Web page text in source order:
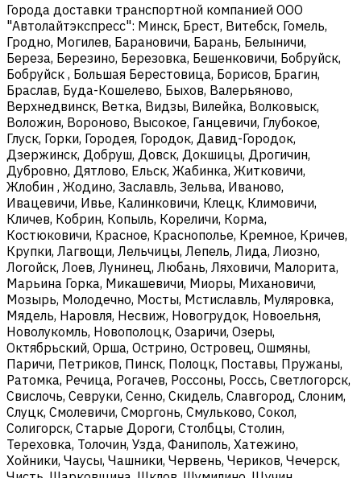
Города доставки транспортной компанией ООО
"Автолайтэкспресс": Минск, Брест, Витебск, Гомель,
Гродно, Могилев, Барановичи, Барань, Белыничи,
Береза, Березино, Березовка, Бешенковичи, Бобруйск,
Бобруйск , Большая Берестовица, Борисов, Брагин,
Браслав, Буда-Кошелево, Быхов, Валерьяново,
Верхнедвинск, Ветка, Видзы, Вилейка, Волковыск,
Воложин, Вороново, Высокое, Ганцевичи, Глубокое,
Глуск, Горки, Городея, Городок, Давид-Городок,
Дзержинск, Добруш, Довск, Докшицы, Дрогичин,
Дубровно, Дятлово, Ельск, Жабинка, Житковичи,
Жлобин , Жодино, Заславль, Зельва, Иваново,
Ивацевичи, Ивье, Калинковичи, Клецк, Климовичи,
Кличев, Кобрин, Копыль, Кореличи, Корма,
Костюковичи, Красное, Краснополье, Кремное, Кричев,
Крупки, Лагвощи, Лельчицы, Лепель, Лида, Лиозно,
Логойск, Лоев, Лунинец, Любань, Ляховичи, Малорита,
Марьина Горка, Микашевичи, Миоры, Михановичи,
Мозырь, Молодечно, Мосты, Мстиславль, Муляровка,
Мядель, Наровля, Несвиж, Новогрудок, Новоельня,
Новолукомль, Новополоцк, Озаричи, Озеры,
Октябрьский, Орша, Острино, Островец, Ошмяны,
Паричи, Петриков, Пинск, Полоцк, Поставы, Пружаны,
Ратомка, Речица, Рогачев, Россоны, Россь, Светлогорск,
Свислочь, Севруки, Сенно, Скидель, Славгород, Слоним,
Слуцк, Смолевичи, Сморгонь, Смульково, Сокол,
Солигорск, Старые Дороги, Столбцы, Столин,
Тереховка, Толочин, Узда, Фаниполь, Хатежино,
Хойники, Чаусы, Чашники, Червень, Чериков, Чечерск,